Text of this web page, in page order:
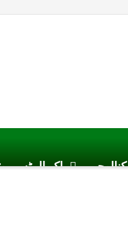
پاک الرٹس